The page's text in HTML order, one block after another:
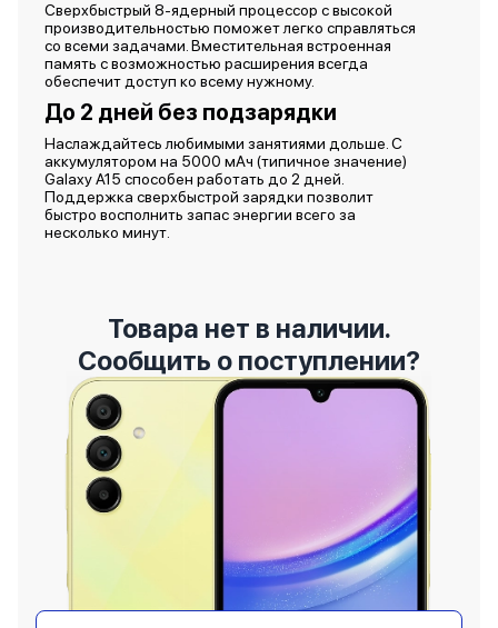
Сверхбыстрый 8-ядерный процессор с высокой
производительностью поможет легко справляться
со всеми задачами. Вместительная встроенная
память с возможностью расширения всегда
обеспечит доступ ко всему нужному.
До 2 дней без подзарядки
Наслаждайтесь любимыми занятиями дольше. С
аккумулятором на 5000 мАч (типичное значение)
Galaxy A15 способен работать до 2 дней.
Поддержка сверхбыстрой зарядки позволит
быстро восполнить запас энергии всего за
несколько минут.
Товара нет в наличии.
Сообщить о поступлении?